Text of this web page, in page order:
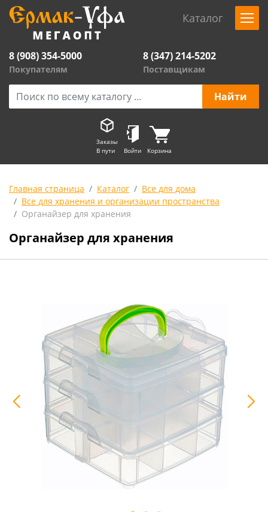
Каталог
8 (908) 354-5000
Покупателям
8 (347) 214-5202
Поставщикам
Заказы
В пути
Войти Корзина
Главная страница Каталог
Все для дома
Все для хранения и организации пространства
Органайзер для хранения
Органайзер для хранения